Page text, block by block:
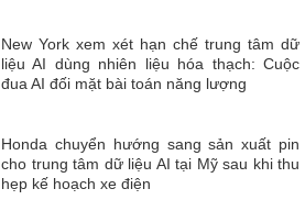
New York xem xét hạn chế trung tâm dữ
liệu AI dùng nhiên liệu hóa thạch: Cuộc
đua AI đối mặt bài toán năng lượng
Honda chuyển hướng sang sản xuất pin
cho trung tâm dữ liệu AI tại Mỹ sau khi thu
hẹp kế hoạch xe điện